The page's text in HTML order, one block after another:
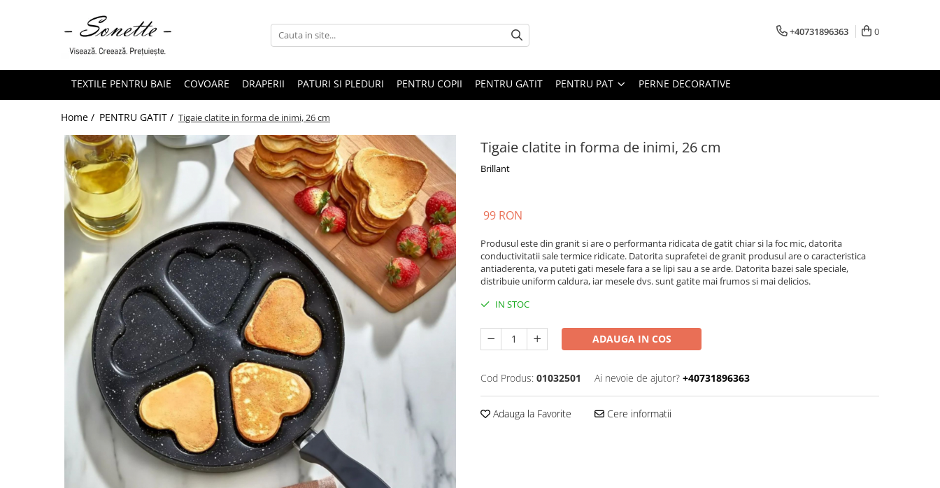
PENTRU PAT
LENJERII DE PAT CU PATURA
LENJERII DE PAT CU PILOTA SI
+40731896363 0
TEXTILE PENTRU BAIE COVOARE DRAPERII PATURI SI PLEDURI PENTRU COPII PENTRU GATIT PENTRU PAT PERNE DECORATIVE
Home / PENTRU GATIT / Tigaie clatite in forma de inimi, 26 cm
Tigaie clatite in forma de inimi, 26 cm
Brillant
99 RON
Produsul este din granit si are o performanta ridicata de gatit chiar si la foc mic, datorita
conductivitatii sale termice ridicate. Datorita suprafetei de granit produsul are o caracteristica
antiaderenta, va puteti gati mesele fara a se lipi sau a se arde. Datorita bazei sale speciale,
distribuie uniform caldura, iar mesele dvs. sunt gatite mai frumos si mai delicios.
IN STOC
ADAUGA IN COS
Cod Produs: 01032501 Ai nevoie de ajutor? +40731896363
Adauga la Favorite Cere informatii